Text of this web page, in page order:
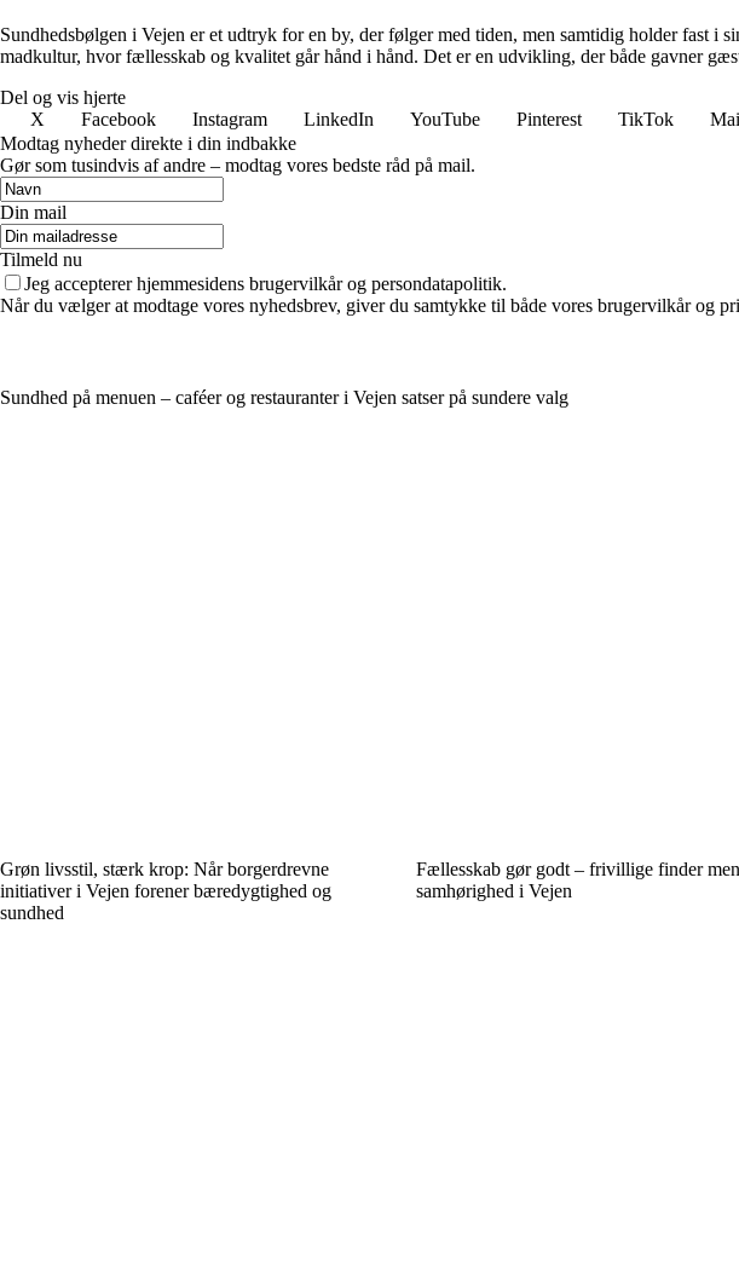
Sundhedsbølgen i Vejen er et udtryk for en by, der følger med tiden, men samtidig holder fast
madkultur, hvor fællesskab og kvalitet går hånd i hånd. Det er en udvikling, der både gavner
Del og vis hjerte
X
Facebook Instagram LinkedIn YouTube Pinterest TikTok
Modtag nyheder direkte i din indbakke
Gør som tusindvis af andre – modtag vores bedste råd på mail.
Din mail
Tilmeld nu
Jeg accepterer hjemmesidens brugervilkår og persondatapolitik.
Når du vælger at modtage vores nyhedsbrev, giver du samtykke til både vores brugervilkår og
Sundhed på menuen – caféer og restauranter i Vejen satser på sundere valg
Grøn livsstil, stærk krop: Når borgerdrevne
initiativer i Vejen forener bæredygtighed og
sundhed
Fællesskab gør godt – frivillige finder
samhørighed i Vejen